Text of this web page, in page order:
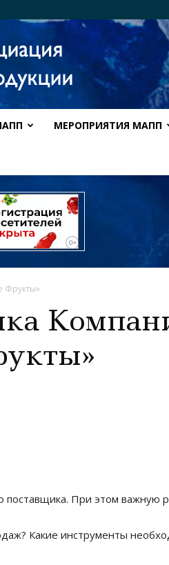
МЕРОПРИЯТИЯ МАПП
Фрукты»
поставщика. При этом важную
Какие инструменты